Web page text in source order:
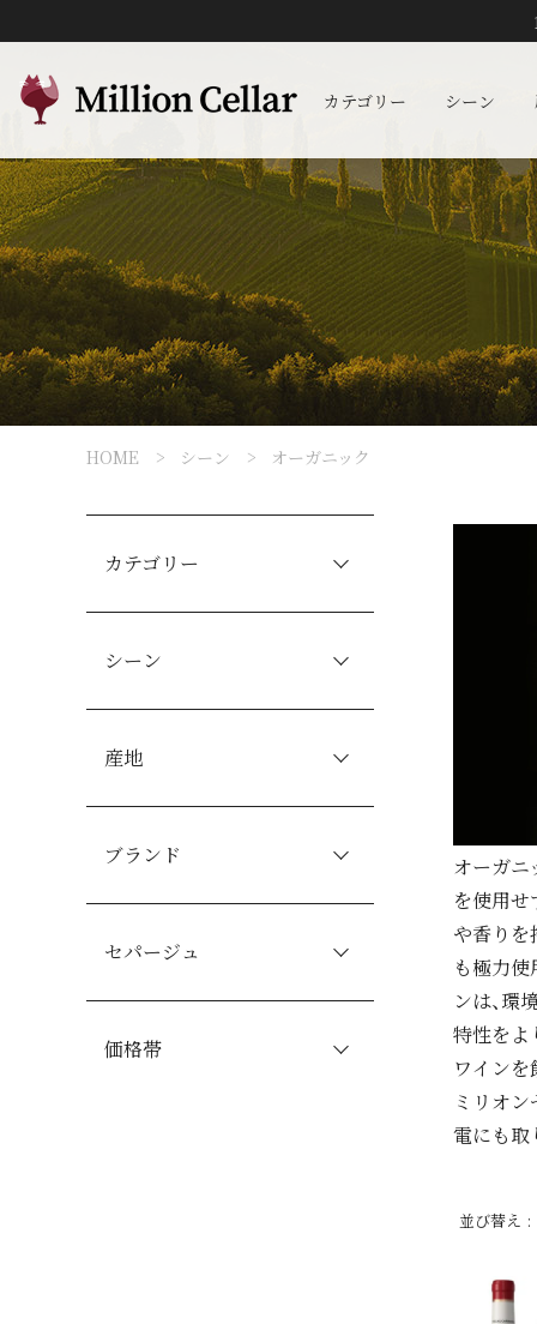
カテゴリー シーン
HOME シーン オーガニック
カテゴリー
シーン
産地
ブランド
セパージュ
価格帯
オーガニ
を使用せ
や香りを
も極力
ンは、環
特性をよ
ワインを
ミリオ
電にも取
並び替え